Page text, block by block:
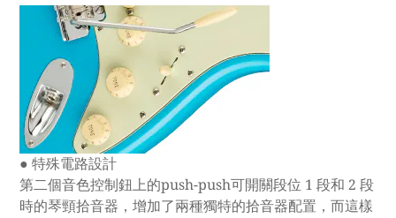
● 特殊電路設計
第二個音色控制鈕上的push-push可開關段位 1 段和 2 段
時的琴頸拾音器，增加了兩種獨特的拾音器配置，而這樣